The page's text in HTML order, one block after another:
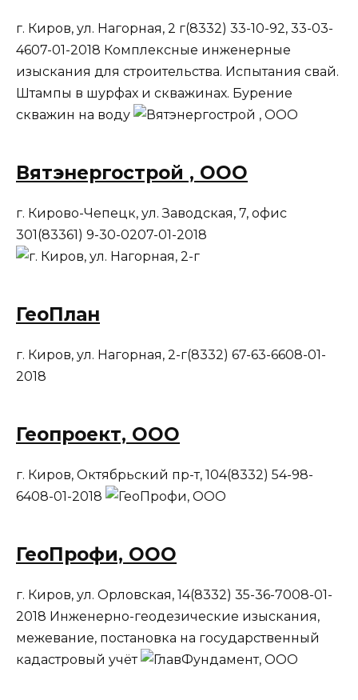
г. Киров, ул. Нагорная, 2 г(8332) 33-10-92, 33-03-
4607-01-2018 Комплексные инженерные
изыскания для строительства. Испытания свай.
Штампы в шурфах и скважинах. Бурение
скважин на воду
Вятэнергострой , ООО
г. Кирово-Чепецк, ул. Заводская, 7, офис
301(83361) 9-30-0207-01-2018
ГеоПлан
г. Киров, ул. Нагорная, 2-г(8332) 67-63-6608-01-
2018
Геопроект, ООО
г. Киров, Октябрьский пр-т, 104(8332) 54-98-
6408-01-2018
ГеоПрофи, ООО
г. Киров, ул. Орловская, 14(8332) 35-36-7008-01-
2018 Инженерно-геодезические изыскания,
межевание, постановка на государственный
кадастровый учёт